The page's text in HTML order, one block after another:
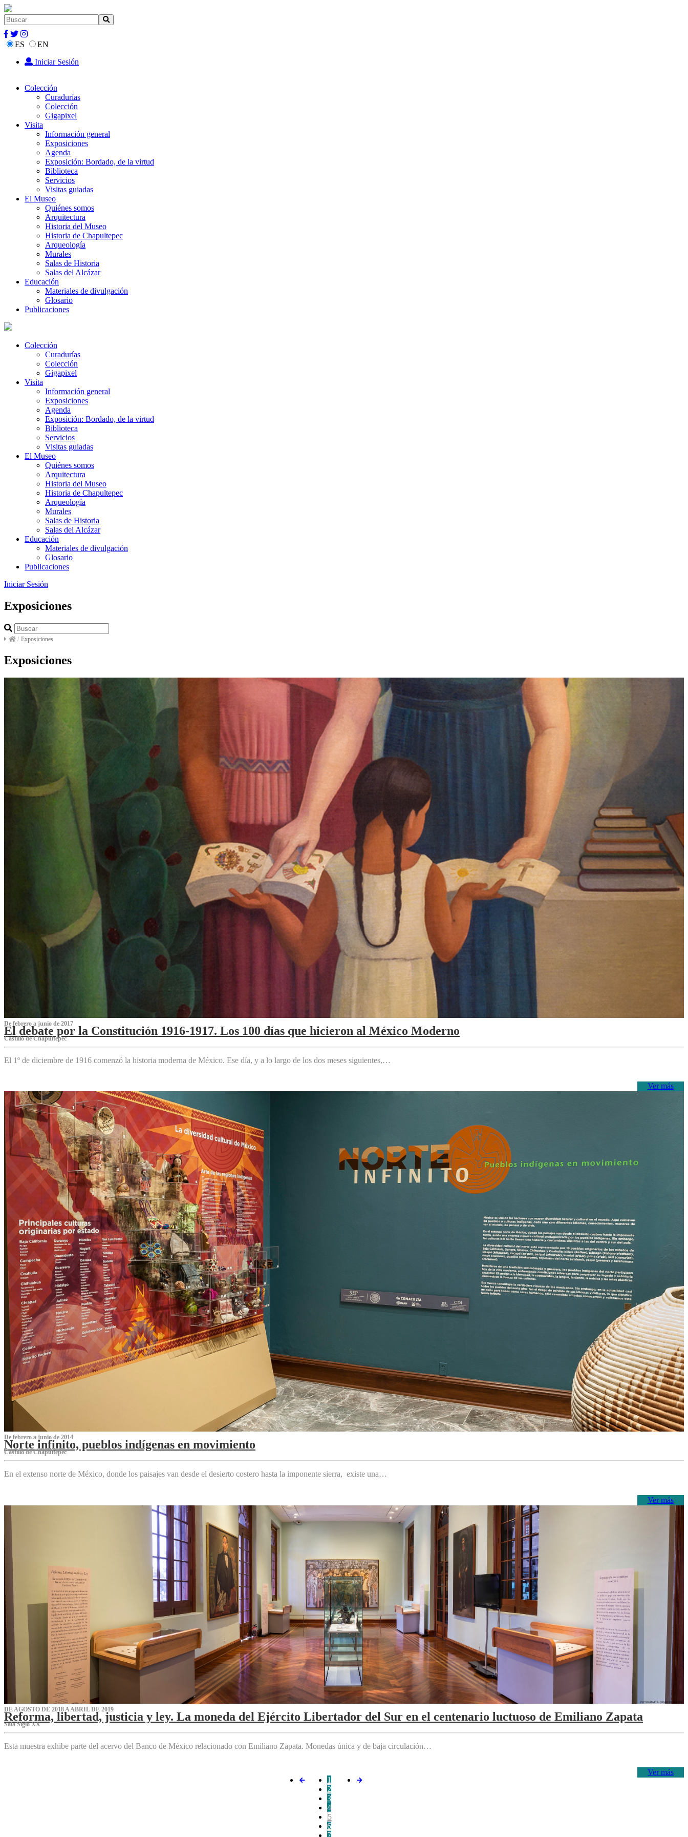
ES
EN
Iniciar Sesión
Colección
Curadurías
Colección
Gigapixel
Visita
Información general
Exposiciones
Agenda
Exposición: Bordado, de la virtud
Biblioteca
Servicios
Visitas guiadas
El Museo
Quiénes somos
Arquitectura
Historia del Museo
Historia de Chapultepec
Arqueología
Murales
Salas de Historia
Salas del Alcázar
Educación
Materiales de divulgación
Glosario
Publicaciones
Colección
Curadurías
Colección
Gigapixel
Visita
Información general
Exposiciones
Agenda
Exposición: Bordado, de la virtud
Biblioteca
Servicios
Visitas guiadas
El Museo
Quiénes somos
Arquitectura
Historia del Museo
Historia de Chapultepec
Arqueología
Murales
Salas de Historia
Salas del Alcázar
Educación
Materiales de divulgación
Glosario
Publicaciones
Iniciar Sesión
Exposiciones
/ Exposiciones
Exposiciones
De febrero a junio de 2017
El debate por la Constitución 1916-1917. Los 100 días que hicieron al México Moderno
Castillo de Chapultepec
El 1º de diciembre de 1916 comenzó la historia moderna de México. Ese día, y a lo largo de los dos meses siguientes,…
Ver más
De febrero a junio de 2014
Norte infinito, pueblos indígenas en movimiento
Castillo de Chapultepec
En el extenso norte de México, donde los paisajes van desde el desierto costero hasta la imponente sierra, existe una…
Ver más
DE AGOSTO DE 2018 A ABRIL DE 2019
Reforma, libertad, justicia y ley. La moneda del Ejército Libertador del Sur en el centenario luctuoso de Emiliano Zapata
Sala Siglo XX
Esta muestra exhibe parte del acervo del Banco de México relacionado con Emiliano Zapata. Monedas única y de baja circulación…
Ver más
1
2
3
4
5
6
7